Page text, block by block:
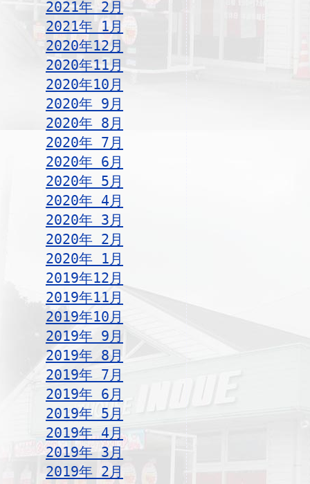
2021年 2月
2021年 1月
2020年12月
2020年11月
2020年10月
2020年 9月
2020年 8月
2020年 7月
2020年 6月
2020年 5月
2020年 4月
2020年 3月
2020年 2月
2020年 1月
2019年12月
2019年11月
2019年10月
2019年 9月
2019年 8月
2019年 7月
2019年 6月
2019年 5月
2019年 4月
2019年 3月
2019年 2月